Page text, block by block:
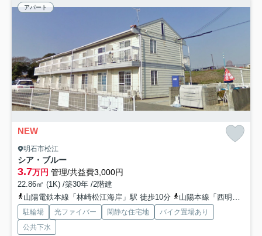
アパート
NEW
明石市松江
シア・ブルー
3.7万円 管理/共益費3,000円
22.86㎡ (1K) /築30年 /2階建
山陽電鉄本線「林崎松江海岸」駅 徒歩10分
山陽本線「西明石」駅 徒歩27分
駐輪場 光ファイバー 閑静な住宅地
バイク置場あり
公共下水